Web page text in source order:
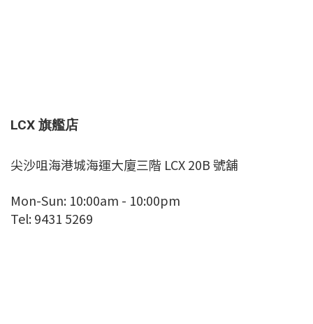
LCX 旗艦店
尖沙咀海港城海運大廈三階 LCX 20B 號舖
Mon-Sun: 10:00am - 10:00pm
Tel: 9431 5269